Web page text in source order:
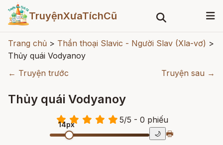
TruyệnXưaTíchCũ
Trang chủ > Thần thoại Slavic - Người Slav (Xla-vơ) >
Thủy quái Vodyanoy
← Truyện trước
Truyện sau →
Thủy quái Vodyanoy
5/5 - 0 phiếu
14px
🌙 🖶